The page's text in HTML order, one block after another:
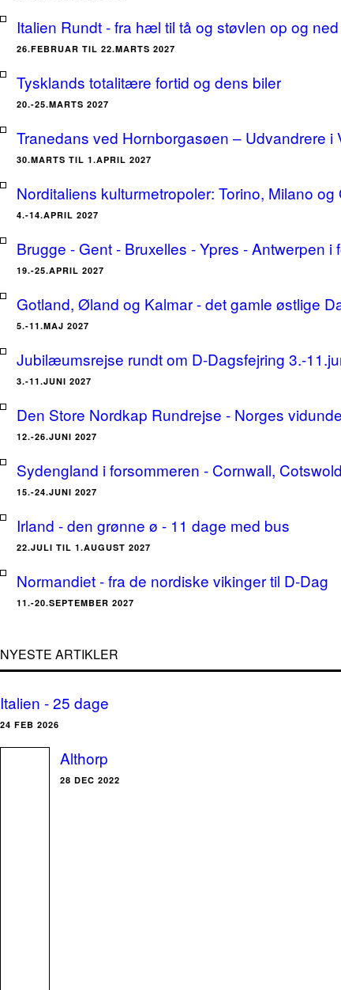
Italien Rundt - fra hæl til tå og støvlen op og
26.FEBRUAR TIL 22.MARTS 2027
Tysklands totalitære fortid og dens biler
20.-25.MARTS 2027
Tranedans ved Hornborgasøen – Udvandrere
30.MARTS TIL 1.APRIL 2027
Norditaliens kulturmetropoler: Torino, Milano
4.-14.APRIL 2027
Brugge - Gent - Bruxelles - Ypres - Antwerpen i
19.-25.APRIL 2027
Gotland, Øland og Kalmar - det gamle østlige
5.-11.MAJ 2027
Jubilæumsrejse rundt om D-Dagsfejring 3.-
3.-11.JUNI 2027
Den Store Nordkap Rundrejse - Norges
12.-26.JUNI 2027
Sydengland i forsommeren - Cornwall,
15.-24.JUNI 2027
Irland - den grønne ø - 11 dage med bus
22.JULI TIL 1.AUGUST 2027
Normandiet - fra de nordiske vikinger til D-Dag
11.-20.SEPTEMBER 2027
NYESTE ARTIKLER
Italien - 25 dage
24 FEB 2026
Althorp
28 DEC 2022